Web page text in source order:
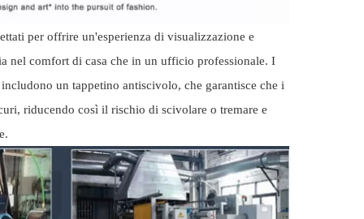
per offrire un'esperienza di visualizzazione e
nel comfort di casa che in un ufficio professionale. I
un tappetino antiscivolo, che garantisce che i
riducendo così il rischio di scivolare o tremare e